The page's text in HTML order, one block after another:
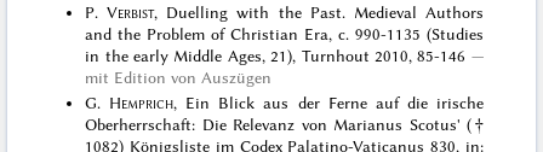
P.Verbist, Duelling with the Past. Medieval Authors
and the Problem of Christian Era, c. 990-1135 (Studies
in the early Middle Ages, 21), Turnhout 2010, 85-146
mit Edition von Auszügen
G. Hemprich, Ein Blick aus der Ferne auf die irische
Oberherrschaft: Die Relevanz von Marianus Scotus' (†
1082) Königsliste im Codex Palatino-Vaticanus 830, in: